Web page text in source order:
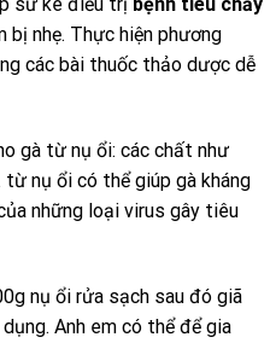
sư kê điều trị bệnh tiêu chảy
nhẹ. Thực hiện phương
các bài thuốc thảo dược dễ
gà từ nụ ổi: các chất như
nụ ổi có thể giúp gà kháng
những loại virus gây tiêu
nụ ổi rửa sạch sau đó giã
Anh em có thể để gia